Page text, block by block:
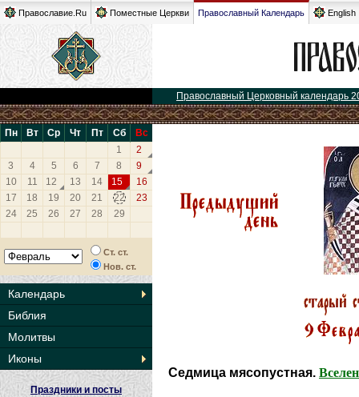
Православие.Ru Поместные Церкви Православный Календарь English
Православный Церковный календарь
Пн Вт Ср Чт Пт Сб
Вс
1
2
3
4 5 6 7 8
9
10
11 12 13 14 15
16
17
18 19 20 21 22
23
24
25 26 27 28 29
Ст. ст.
Нов. ст.
Календарь
Библия
Молитвы
Иконы
Праздники и посты
Седмица мясопустная.